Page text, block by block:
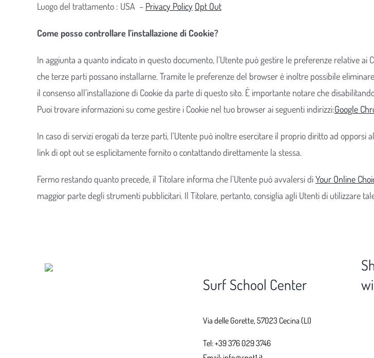
Luogo del trattamento : USA – Privacy Policy Opt Out
Come posso controllare l’installazione di Cookie?
In aggiunta a quanto indicato in questo documento, l’Utente può gestire le preferenze relative
che terze parti possano installarne. Tramite le preferenze del browser è inoltre possibile
il consenso all’installazione di Cookie da parte di questo sito. È importante notare che
Puoi trovare informazioni su come gestire i Cookie nel tuo browser ai seguenti indirizzi:Google
In caso di servizi erogati da terze parti, l’Utente può inoltre esercitare il proprio diritto ad
link di opt out se esplicitamente fornito o contattando direttamente la stessa.
Fermo restando quanto precede, il Titolare informa che l’Utente può avvalersi diYour Online
maggior parte degli strumenti pubblicitari. Il Titolare, pertanto, consiglia agli Utenti di utilizzare
Surf School Center
Via delle Gorette, 57023 Cecina (LI)
Tel:+39 376 029 3746